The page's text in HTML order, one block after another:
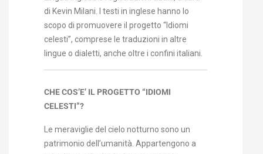
di Kevin Milani. I testi in inglese hanno lo
scopo di promuovere il progetto “Idiomi
celesti”, comprese le traduzioni in altre
lingue o dialetti, anche oltre i confini italiani.
CHE COS’E’ IL PROGETTO “IDIOMI
CELESTI”?
Le meraviglie del cielo notturno sono un
patrimonio dell’umanità. Appartengono a